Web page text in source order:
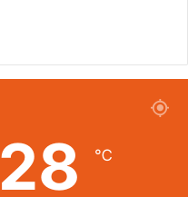
28 ℃